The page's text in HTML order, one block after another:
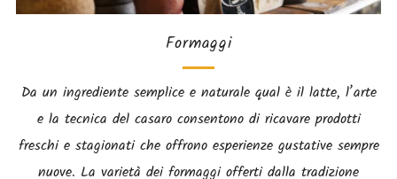
Formaggi
Da un ingrediente semplice e naturale qual è il latte, l’arte
e la tecnica del casaro consentono di ricavare prodotti
freschi e stagionati che offrono esperienze gustative sempre
nuove. La varietà dei formaggi offerti dalla tradizione